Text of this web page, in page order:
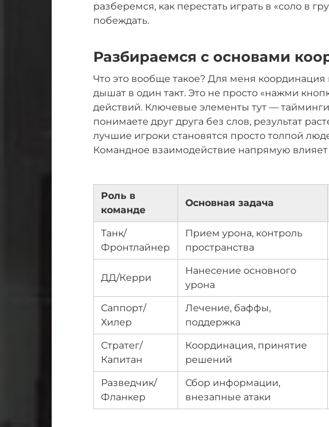
разберемся, как перестать играть в «соло в
побеждать.
Разбираемся с основами
Что это вообще такое? Для меня координация
дышат в один такт. Это не просто «нажми
действий. Ключевые элементы тут —
понимаете друг друга без слов, результат
лучшие игроки становятся просто толпой
Командное взаимодействие напрямую влияет
Роль в
команде
Основная задача
Танк/
Фронтлайнер
Прием урона, контроль
пространства
ДД/Керри
Нанесение основного
урона
Саппорт/
Хилер
Лечение, баффы,
поддержка
Стратег/
Капитан
Координация, принятие
решений
Разведчик/
Фланкер
Сбор информации,
внезапные атаки